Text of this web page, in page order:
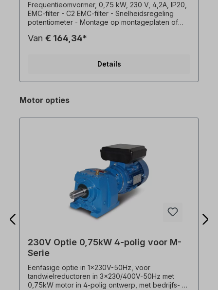
Frequentieomvormer, 0,75 kW, 230 V, 4,2A, IP20,
EMC-filter - C2 EMC-filter - Snelheidsregeling
potentiometer - Montage op montageplaten of
afstand tussen aandrijvingen) - Eenvoudige
Remchopper op 1.5 kW en 2.2 kW uitvoering -
Programmeren met DriveView9
M100 (alleen Advanced! De standaardversie
.) Uittreksel uit specificatie. Functies: - DC-
Slipcompensatie - PID controle -
Energiebesparende modus - Snel zoeken -
Automatische herstart 0,75 kW
Frequentieregelaar, eenfasig (220 V | 230 V | 240
Van € 164,34*
Details
Motor opties
230V Optie 0,75kW 4-polig voor M-
Serie
Eenfasige optie in 1x230V-50Hz, voor
tandwielreductoren in 3x230/400V-50Hz met
0,75kW motor in 4-polig ontwerp, met bedrijfs- en